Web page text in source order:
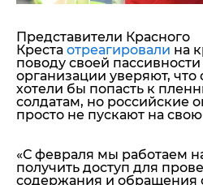
Представители Красного
Креста отреагировали на
поводу своей
организации уверяют, что
хотели бы попасть к
солдатам, но российские
просто не пускают на
«С февраля мы работаем
получить доступ для
содержания и обращения